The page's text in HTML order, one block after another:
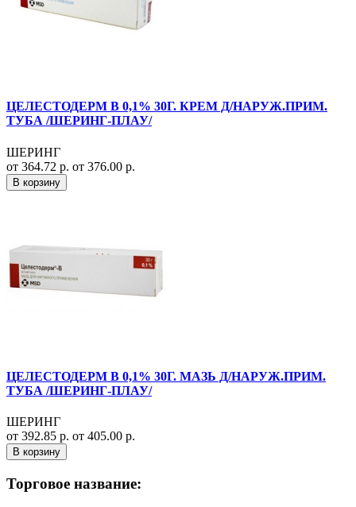
ЦЕЛЕСТОДЕРМ В 0,1% 30Г. КРЕМ Д/НАРУЖ.ПРИМ.
ТУБА /ШЕРИНГ-ПЛАУ/
ШЕРИНГ
от 364.72 р. от 376.00 р.
В корзину
ЦЕЛЕСТОДЕРМ В 0,1% 30Г. МАЗЬ Д/НАРУЖ.ПРИМ.
ТУБА /ШЕРИНГ-ПЛАУ/
ШЕРИНГ
от 392.85 р. от 405.00 р.
В корзину
Торговое название: